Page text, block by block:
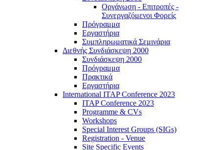
Οργάνωση - Επιτροπές -
Συνεργαζόμενοι Φορείς
Πρόγραμμα
Εργαστήρια
Συμπληρωματικά Σεμινάρια
Διεθνής Συνδιάσκεψη 2000
Συνδιάσκεψη 2000
Πρόγραμμα
Πρακτικά
Εργαστήρια
International ITAP Conference 2023
ITAP Conference 2023
Programme & CVs
Workshops
Special Interest Groups (SIGs)
Registration - Venue
Site Specific Events